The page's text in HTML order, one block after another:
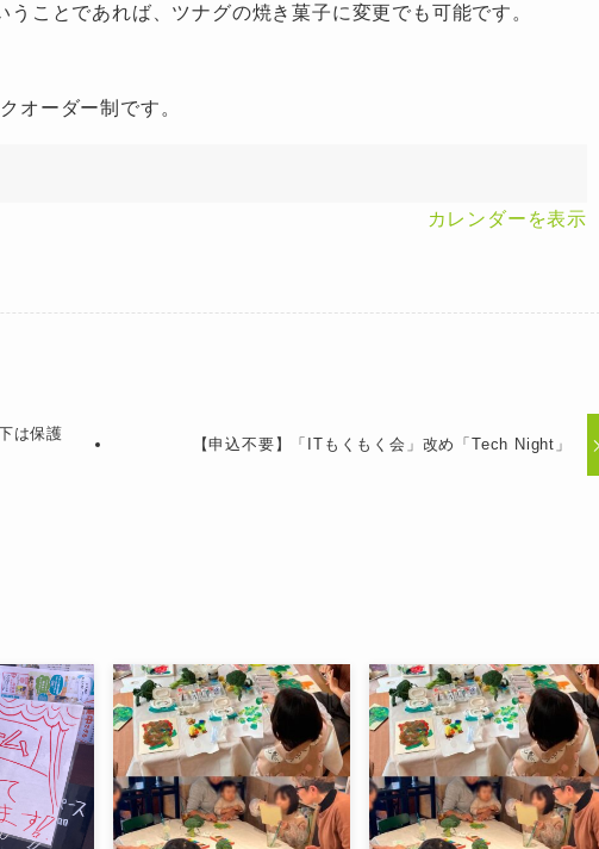
ことであれば、ツナグの焼き菓子に変更でも可能です。
オーダー制です。
カレンダーを表示
は保護
【申込不要】「ITもくもく会」改め「Tech Night」